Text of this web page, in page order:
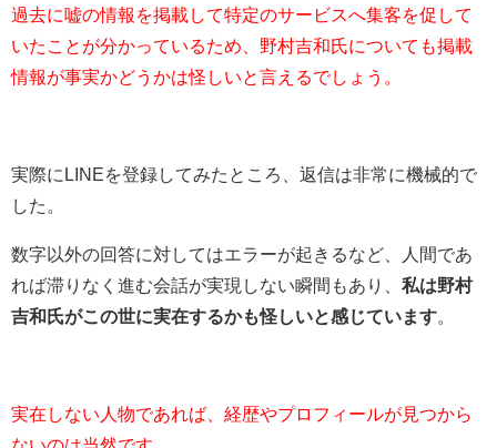
過去に嘘の情報を掲載して特定のサービスへ集客を促して
いたことが分かっているため、野村吉和氏についても掲載
情報が事実かどうかは怪しいと言えるでしょう。
実際にLINEを登録してみたところ、返信は非常に機械的で
した。
数字以外の回答に対してはエラーが起きるなど、人間であ
れば滞りなく進む会話が実現しない瞬間もあり、 私は野村
吉和氏がこの世に実在するかも怪しいと感じています。
実在しない人物であれば、経歴やプロフィールが見つから